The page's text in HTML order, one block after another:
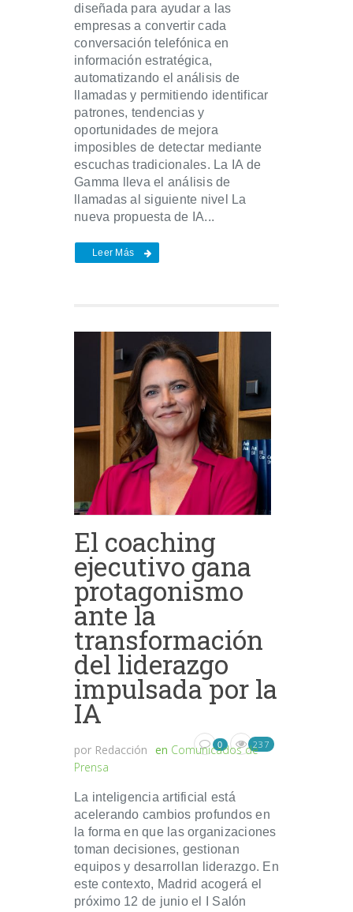
diseñada para ayudar a las
empresas a convertir cada
conversación telefónica en
información estratégica,
automatizando el análisis de
llamadas y permitiendo identificar
patrones, tendencias y
oportunidades de mejora
imposibles de detectar mediante
escuchas tradicionales. La IA de
Gamma lleva el análisis de
llamadas al siguiente nivel La
nueva propuesta de IA...
Leer Más
El coaching
ejecutivo gana
protagonismo
ante la
transformación
del liderazgo
impulsada por la
IA
por Redacción en Comunicados de
Prensa
0 237
La inteligencia artificial está
acelerando cambios profundos en
la forma en que las organizaciones
toman decisiones, gestionan
equipos y desarrollan liderazgo. En
este contexto, Madrid acogerá el
próximo 12 de junio el I Salón